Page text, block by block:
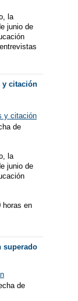
la
junio de
y citación
y citación
de
la
junio de
horas en
superado
de